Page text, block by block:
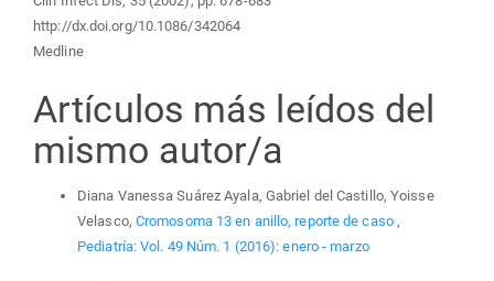
http://dx.doi.org/10.1086/342064
Medline
Artículos más leídos del
mismo autor/a
Diana Vanessa Suárez Ayala, Gabriel del Castillo, Yoisse
Velasco, Cromosoma 13 en anillo, reporte de caso ,
Pediatría: Vol. 49 Núm. 1 (2016): enero - marzo